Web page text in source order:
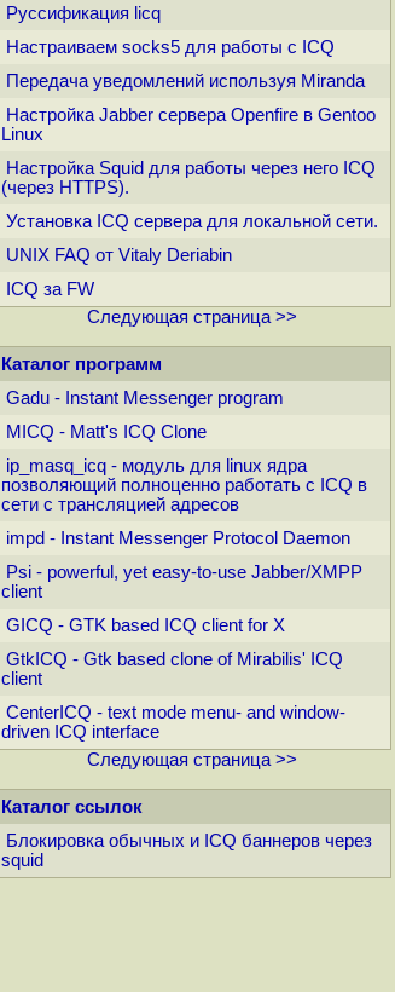
Руссификация licq
Настраиваем socks5 для работы с ICQ
Передача уведомлений используя Miranda
Настройка Jabber сервера Openfire в Gentoo
Linux
Настройка Squid для работы через него ICQ
(через HTTPS).
Установка ICQ сервера для локальной сети.
UNIX FAQ от Vitaly Deriabin
ICQ за FW
Следующая страница >>
Каталог программ
Gadu - Instant Messenger program
MICQ - Matt's ICQ Clone
ip_masq_icq - модуль для linux ядра
позволяющий полноценно работать с ICQ в
сети с трансляцией адресов
impd - Instant Messenger Protocol Daemon
Psi - powerful, yet easy-to-use Jabber/XMPP
client
GICQ - GTK based ICQ client for X
GtkICQ - Gtk based clone of Mirabilis' ICQ
client
CenterICQ - text mode menu- and window-
driven ICQ interface
Следующая страница >>
Каталог ссылок
Блокировка обычных и ICQ баннеров через
squid